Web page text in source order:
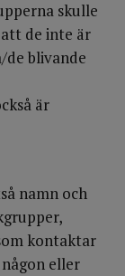
skulle
de inte är
blivande
är
namn och
kontaktar
eller